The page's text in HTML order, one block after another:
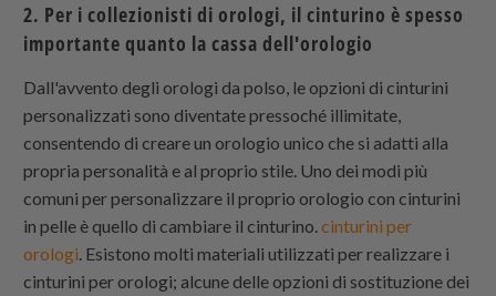
2. Per i collezionisti di orologi, il cinturino è spesso
importante quanto la cassa dell'orologio
Dall'avvento degli orologi da polso, le opzioni di cinturini
personalizzati sono diventate pressoché illimitate,
consentendo di creare un orologio unico che si adatti alla
propria personalità e al proprio stile. Uno dei modi più
comuni per personalizzare il proprio orologio con cinturini
in pelle è quello di cambiare il cinturino.cinturini per
orologi . Esistono molti materiali utilizzati per realizzare i
cinturini per orologi; alcune delle opzioni di sostituzione dei